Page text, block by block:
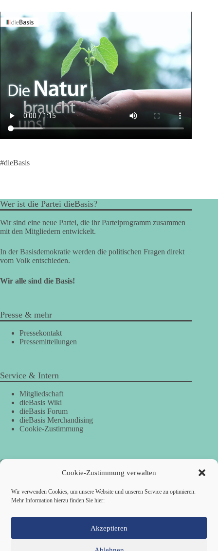
Cookie-Zustimmung verwalten
Wir verwenden Cookies, um unsere Website und unseren Service zu optimieren.
Mehr Information hierzu finden Sie hier:
Akzeptieren
#dieBasis
Wer ist die Partei dieBasis?
Wir sind eine neue Partei, die ihr Parteiprogramm zusammen
mit den Mitgliedern entwickelt.
In der Basisdemokratie werden die politischen Fragen direkt
vom Volk entschieden.
Wir alle sind die Basis!
Presse & mehr
Pressekontakt
Pressemitteilungen
Service & Intern
Mitgliedschaft
dieBasis Wiki
dieBasis Forum
dieBasis Merchandising
Cookie-Zustimmung
Spenden
Basisdemokratische Partei SV Köln
IBAN: DE26 3705 0198 1935 7729 78